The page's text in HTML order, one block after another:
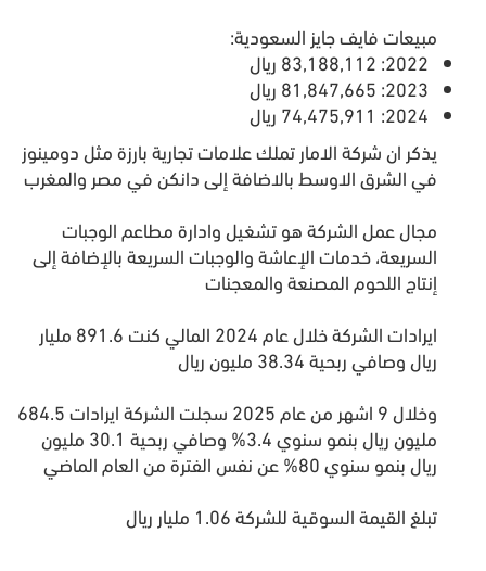
‏مبيعات فايف جايز السعودية:
يذكر ان شركة الامار تملك علامات تجارية بارزة مثل دومينوز
في الشرق الاوسط بالاضافة إلى دانكن في مصر والمغرب
مجال عمل الشركة هو تشغيل وادارة مطاعم الوجبات
السريعة، خدمات الإعاشة والوجبات السريعة بالإضافة إلى
إنتاج اللحوم المصنعة والمعجنات
ايرادات الشركة خلال عام 2024 المالي كنت 891.6 مليار
ريال وصافي ربحية 38.34 مليون ريال
وخلال 9 اشهر من عام 2025 سجلت الشركة ايرادات 684.5
مليون ريال بنمو سنوي 3.4% وصافي ربحية 30.1 مليون
ريال بنمو سنوي 80% عن نفس الفترة من العام الماضي
تبلغ القيمة السوقية للشركة 1.06 مليار ريال